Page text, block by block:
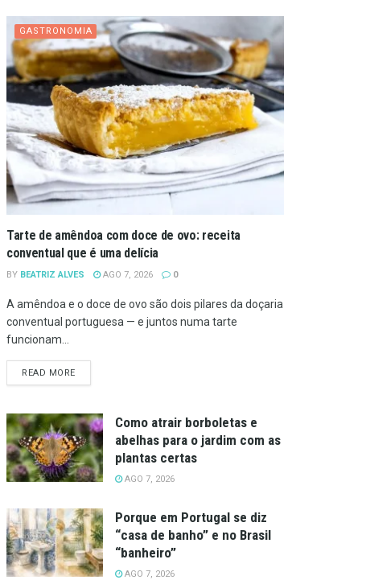
GASTRONOMIA
Tarte de amêndoa com doce de ovo: receita
conventual que é uma delícia
BY BEATRIZ ALVES AGO 7, 2026 0
A amêndoa e o doce de ovo são dois pilares da doçaria
conventual portuguesa — e juntos numa tarte
funcionam...
READ MOREDETAILS
Como atrair borboletas e
abelhas para o jardim com as
plantas certas
AGO 7, 2026
Porque em Portugal se diz
“casa de banho” e no Brasil
“banheiro”
AGO 7, 2026